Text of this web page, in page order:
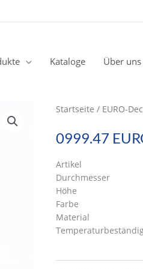
Kataloge Über uns
Startseite / EURO-
0999.47
Artikel
Durchmesser
Höhe
Farbe
Material